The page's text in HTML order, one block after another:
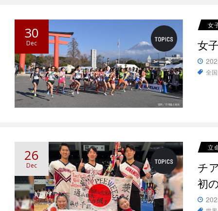
30
Dec
女
女
全
26
Dec
立
チ
初